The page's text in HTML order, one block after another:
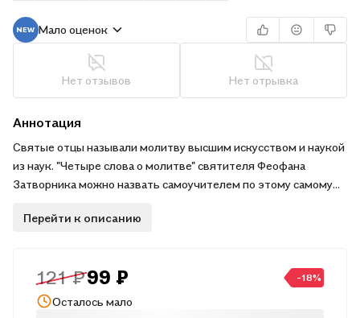
Мало оценок
Нет отзывов Нет отрывка
Аннотация
Святые отцы называли молитву высшим искусством и наукой
из наук. "Четыре слова о молитве" святителя Феофана
Затворника можно назвать самоучителем по этому самому
систематизированно собраны советы для тех, кто хочет
молитвенным, дает способы воспитания в себе
молитвенного духа и указывает цель, ради которой трудится
Перейти к описанию
121 ₽99 ₽ -18%
Осталось мало